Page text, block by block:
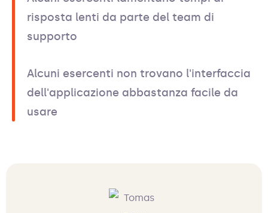
risposta lenti da parte del team di
supporto
Alcuni esercenti non trovano l'interfaccia
dell'applicazione abbastanza facile da
usare